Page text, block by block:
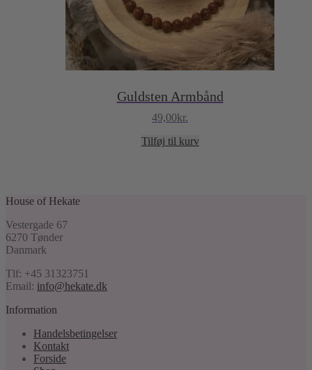
Guldsten Armbånd
49,00 kr.
Tilføj til kurv
House of Hekate
Vestergade 67
6270 Tønder
Danmark
Tlf: +45 31323751
Email: info@hekate.dk
Information
Handelsbetingelser
Kontakt
Forside